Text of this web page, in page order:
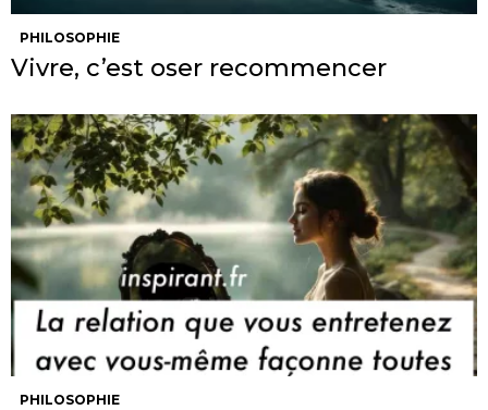
PHILOSOPHIE
Vivre, c’est oser recommencer
PHILOSOPHIE